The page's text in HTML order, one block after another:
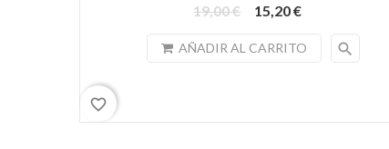
19,00 €
15,20 €
AÑADIR AL CARRITO search
favorite_border